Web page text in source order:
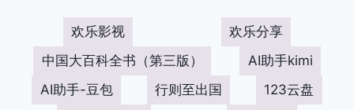
欢乐影视
欢乐分享
中国大百科全书（第三版）
AI助手kimi
AI助手-豆包
行则至出国
123云盘